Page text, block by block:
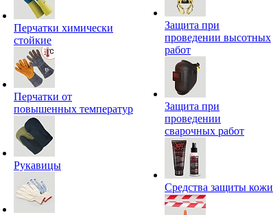
Перчатки химически
стойкие
Перчатки от
повышенных температур
Рукавицы
Защита при
проведении высотных
работ
Защита при
проведении
сварочных работ
Средства защиты кожи